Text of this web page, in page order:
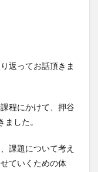
返ってお話頂きま
程にかけて、押谷
した。
課題について考え
ていくための体